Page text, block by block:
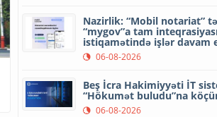
Nazirlik: “Mobil notariat”
“mygov”a tam
istiqamətində işlər davam
06-08-2026
Beş İcra Hakimiyyəti İT
“Hökumət buludu”na
06-08-2026